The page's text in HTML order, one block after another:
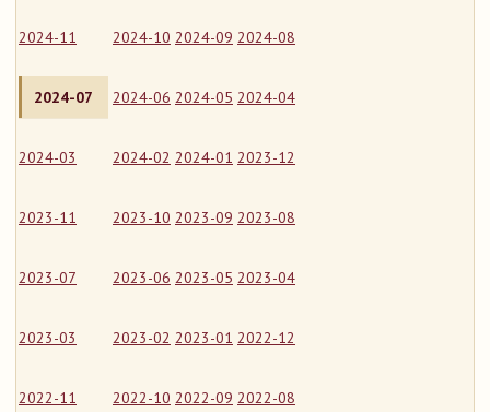
2024-11 2024-10 2024-09 2024-08
2024-07 2024-06 2024-05 2024-04
2024-03 2024-02 2024-01 2023-12
2023-11 2023-10 2023-09 2023-08
2023-07 2023-06 2023-05 2023-04
2023-03 2023-02 2023-01 2022-12
2022-11 2022-10 2022-09 2022-08